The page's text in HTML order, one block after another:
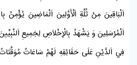
اَلْبَاقِينَ مِنْ ثُلَّةِ اَلْأَوَّلِينَ اَلْمَاضِينَ
اَلْمُرْسَلِينَ وَ يَشْهَدُ بِالْإِخْلاَصِ لِجَمِيعِ
فِي اَلدَّيْنِ عَلَى حَقَائِقِهِ لَهُمْ سَاعَاتٌ